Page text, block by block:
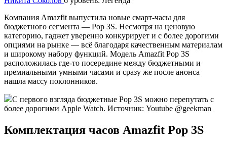
Компания Amazfit выпустила новые смарт-часы для
бюджетного сегмента — Pop 3S. Несмотря на ценовую
категорию, гаджет уверенно конкурирует и с более дорогими
опциями на рынке — всё благодаря качественным материалам
и широкому набору функций. Модель Amazfit Pop 3S
расположилась где-то посередине между бюджетными и
премиальными умными часами и сразу же после анонса
нашла массу поклонников.
С первого взгляда бюджетные Pop 3S можно перепутать с
более дорогими Apple Watch. Источник: Youtube @geekman
Комплектация часов Amazfit Pop 3S